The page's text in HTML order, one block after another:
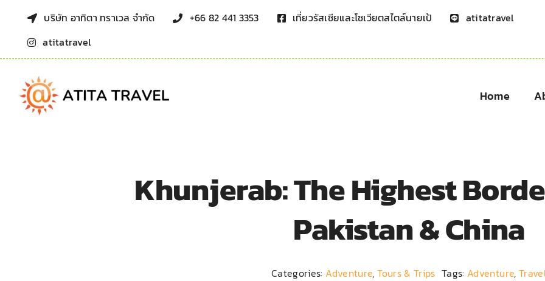
content
บริษัท อาทิตา ทราเวล จำกัด +66 82 441 3353 เที่ยวรัสเซียและโซเวียตสไตล์นายเป้
atitatravel
atitatravel
Home
Khunjerab: The Highest
Pakistan & China
Categories: Adventure,Tours & Trips Tags: Adventure,